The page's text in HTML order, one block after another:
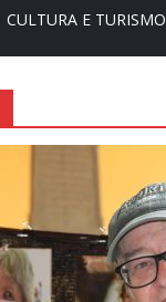
CULTURA E TURISMO